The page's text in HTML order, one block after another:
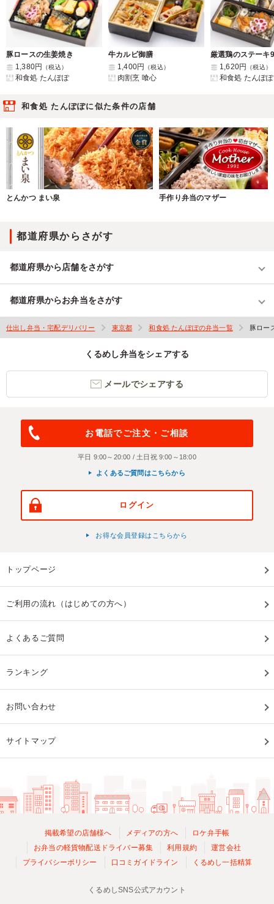
豚ロースの生姜焼き
1,380円
（税込）
和食処 たんぽぽ
牛カルビ御膳
1,400円
（税込）
肉割烹 喰心
1,620円 （税込）
和食処 たんぽぽ
和食処 たんぽぽに似た条件の店舗
とんかつ まい泉 手作り弁当のマザー
都道府県からさがす
都道府県から店舗をさがす
都道府県からお弁当をさがす
仕出し弁当・宅配デリバリー 東京都 和食処 たんぽぽの弁当一覧 豚ロー
くるめし弁当をシェアする
メールでシェアする
お電話でご注文・ご相談
平日 9:00～20:00 / 土日祝 9:00～18:00
よくあるご質問はこちらから
ログイン
お得な会員登録はこちらから
トップページ
ご利用の流れ（はじめての方へ）
よくあるご質問
ランキング
お問い合わせ
サイトマップ
掲載希望の店舗様へ メディアの方へ
ロケ弁手帳
お弁当の軽貨物配送ドライバー募集
利用規約
運営会社
プライバシーポリシー
口コミガイドライン くるめし一括精算
くるめしSNS公式アカウント